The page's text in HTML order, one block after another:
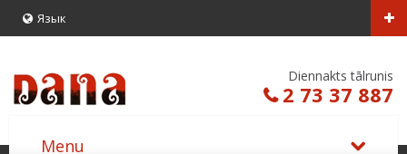
Язык
Diennakts tālrunis
2 73 37 887